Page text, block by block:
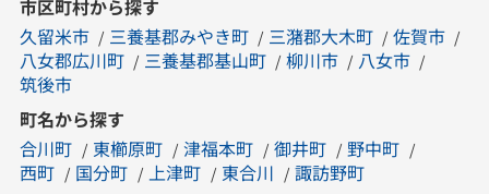
市区町村から探す
久留米市
三養基郡みやき町 三潴郡大木町
佐賀市
八女郡広川町
三養基郡基山町 柳川市
八女市
筑後市
町名から探す
合川町
東櫛原町 津福本町 御井町
野中町
西町
国分町 上津町 東合川
諏訪野町